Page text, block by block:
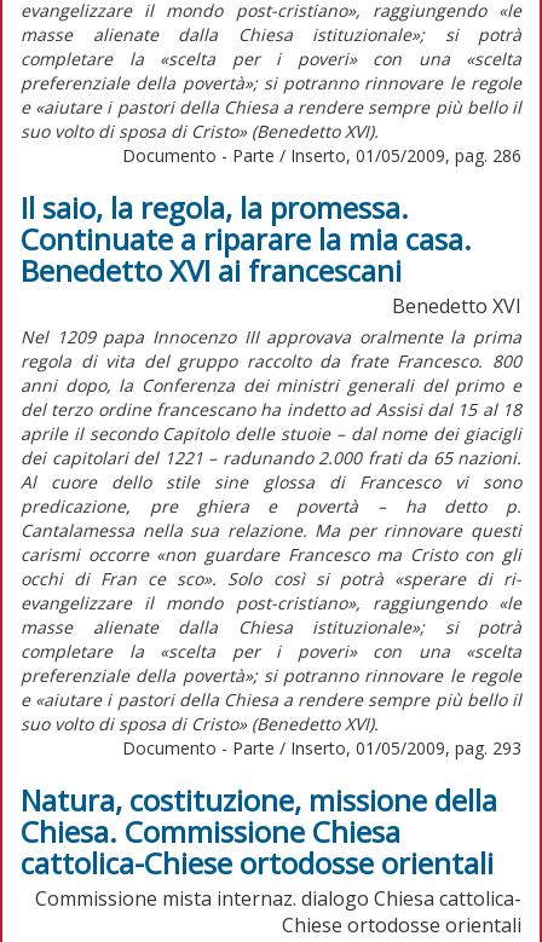
evangelizzare il mondo post-cristiano», raggiungendo «le
masse alienate dalla Chiesa istituzionale»; si potrà
completare la «scelta per i poveri» con una «scelta
preferenziale della povertà»; si potranno rinnovare le regole
e «aiutare i pastori della Chiesa a rendere sempre più bello il
suo volto di sposa di Cristo» (Benedetto XVI).
Documento - Parte / Inserto, 01/05/2009, pag. 286
Il saio, la regola, la promessa.
Continuate a riparare la mia casa.
Benedetto XVI ai francescani
Benedetto XVI
Nel 1209 papa Innocenzo III approvava oralmente la prima
regola di vita del gruppo raccolto da frate Francesco. 800
anni dopo, la Conferenza dei ministri generali del primo e
del terzo ordine francescano ha indetto ad Assisi dal 15 al 18
aprile il secondo Capitolo delle stuoie – dal nome dei giacigli
dei capitolari del 1221 – radunando 2.000 frati da 65 nazioni.
Al cuore dello stile sine glossa di Francesco vi sono
predicazione, pre ghiera e povertà – ha detto p.
Cantalamessa nella sua relazione. Ma per rinnovare questi
carismi occorre «non guardare Francesco ma Cristo con gli
occhi di Fran ce sco». Solo così si potrà «sperare di ri-
evangelizzare il mondo post-cristiano», raggiungendo «le
masse alienate dalla Chiesa istituzionale»; si potrà
completare la «scelta per i poveri» con una «scelta
preferenziale della povertà»; si potranno rinnovare le regole
e «aiutare i pastori della Chiesa a rendere sempre più bello il
suo volto di sposa di Cristo» (Benedetto XVI).
Documento - Parte / Inserto, 01/05/2009, pag. 293
Natura, costituzione, missione della
Chiesa. Commissione Chiesa
cattolica-Chiese ortodosse orientali
Commissione mista internaz. dialogo Chiesa cattolica-
Chiese ortodosse orientali